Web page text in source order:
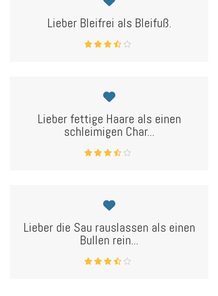
Lieber Bleifrei als Bleifuß.
Lieber fettige Haare als einen
schleimigen Char...
Lieber die Sau rauslassen als einen
Bullen rein...